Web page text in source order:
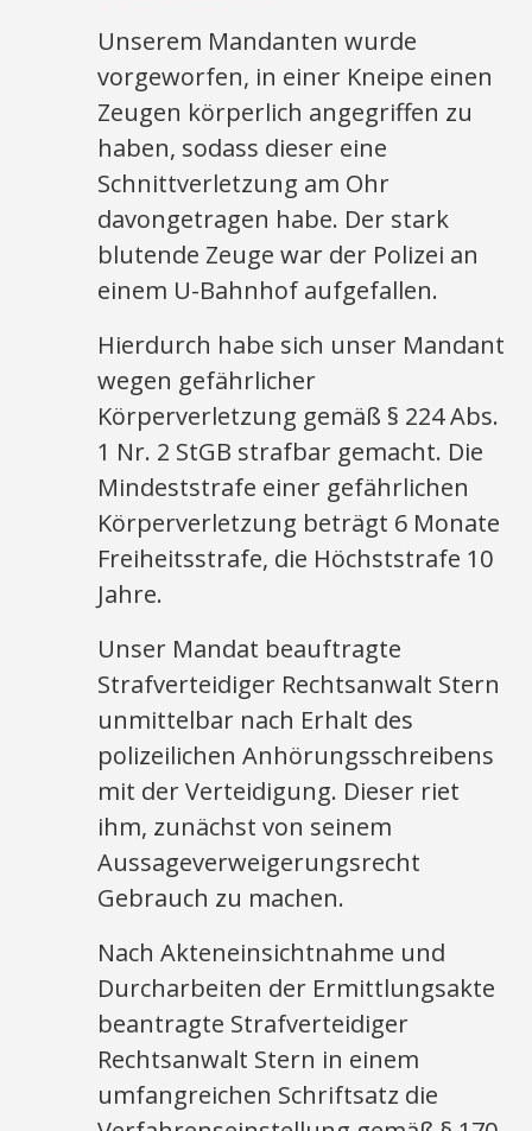
Unserem Mandanten wurde
vorgeworfen, in einer Kneipe einen
Zeugen körperlich angegriffen zu
haben, sodass dieser eine
Schnittverletzung am Ohr
davongetragen habe. Der stark
blutende Zeuge war der Polizei an
einem U-Bahnhof aufgefallen.
Hierdurch habe sich unser Mandant
wegen gefährlicher
Körperverletzung gemäß § 224 Abs.
1 Nr. 2 StGB strafbar gemacht. Die
Mindeststrafe einer gefährlichen
Körperverletzung beträgt 6 Monate
Freiheitsstrafe, die Höchststrafe 10
Jahre.
Unser Mandat beauftragte
Strafverteidiger Rechtsanwalt Stern
unmittelbar nach Erhalt des
polizeilichen Anhörungsschreibens
mit der Verteidigung. Dieser riet
ihm, zunächst von seinem
Aussageverweigerungsrecht
Gebrauch zu machen.
Nach Akteneinsichtnahme und
Durcharbeiten der Ermittlungsakte
beantragte Strafverteidiger
Rechtsanwalt Stern in einem
umfangreichen Schriftsatz die